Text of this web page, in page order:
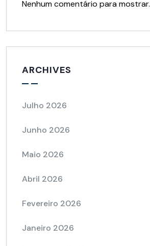
Nenhum comentário para mostrar.
ARCHIVES
Julho 2026
Junho 2026
Maio 2026
Abril 2026
Fevereiro 2026
Janeiro 2026